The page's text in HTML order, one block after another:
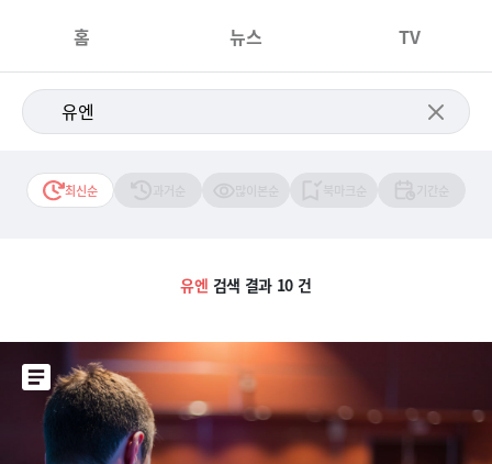
홈 뉴스 TV
최신순
유엔 검색 결과 10 건